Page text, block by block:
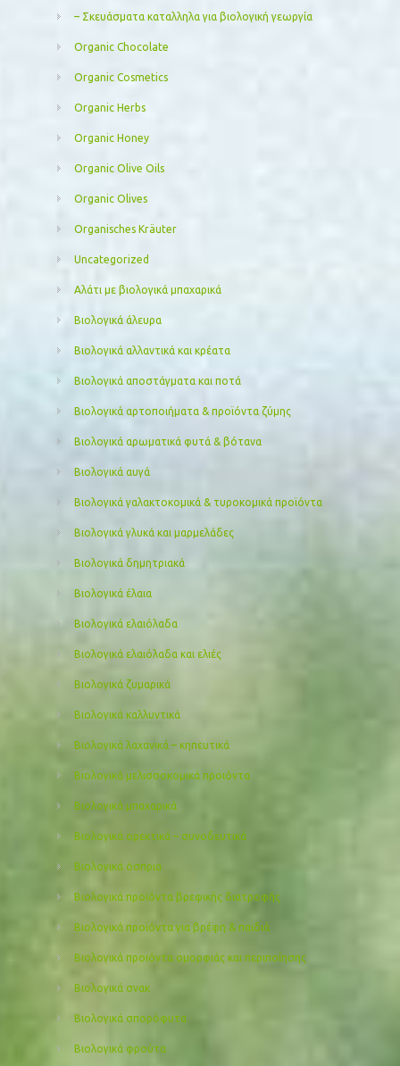
– Σκευάσματα καταλληλα για βιολογική γεωργία
Organic Chocolate
Organic Cosmetics
Organic Herbs
Organic Honey
Organic Olive Oils
Organic Olives
Organisches Kräuter
Uncategorized
Αλάτι με βιολογικά μπαχαρικά
Βιολογικά άλευρα
Βιολογικά αλλαντικά και κρέατα
Βιολογικά αποστάγματα και ποτά
Βιολογικά αρτοποιήματα & προϊόντα ζύμης
Βιολογικά αρωματικά φυτά & βότανα
Βιολογικά αυγά
Βιολογικά γαλακτοκομικά & τυροκομικά προϊόντα
Βιολογικά γλυκά και μαρμελάδες
Βιολογικά δημητριακά
Βιολογικά έλαια
Βιολογικά ελαιόλαδα
Βιολογικά ελαιόλαδα και ελιές
Βιολογικά ζυμαρικά
Βιολογικά καλλυντικά
Βιολογικά λαχανικά – κηπευτικά
Βιολογικά μελισσοκομικά προιόντα
Βιολογικά μπαχαρικά
Βιολογικά ορεκτικά – συνοδευτικά
Βιολογικά όσπρια
Βιολογικά προϊόντα βρεφικής διατροφής
Βιολογικά προϊόντα για βρέφη & παιδιά
Βιολογικά προιόντα ομορφιάς και περιποίησης
Βιολογικά σνακ
Βιολογικά σπορόφυτα
Βιολογικά φρούτα